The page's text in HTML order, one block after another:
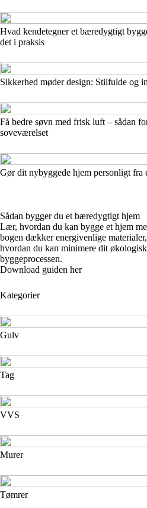
Hvad kendetegner et bæredygtigt
det i praksis
Sikkerhed møder design: Stilfulde og
Få bedre søvn med frisk luft – sådan
soveværelset
Gør dit nybyggede hjem personligt fra
Sådan bygger du et bæredygtigt hjem
Lær, hvordan du kan bygge et hjem
bogen dækker energivenlige
hvordan du kan minimere dit
byggeprocessen.
Download guiden her
Kategorier
Gulv
Tag
VVS
Murer
Tømrer